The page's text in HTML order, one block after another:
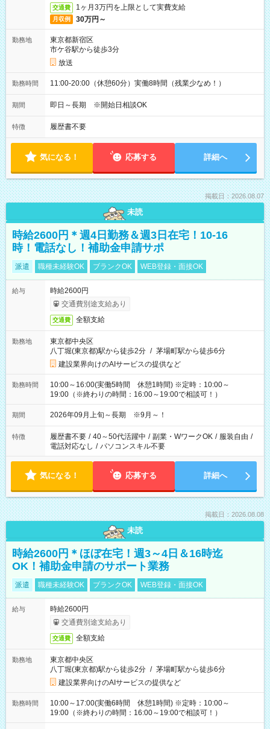
交通費 1ヶ月3万円を上限として実費支給
月収例 30万円～
勤務地
東京都新宿区
市ケ谷駅から徒歩3分
放送
勤務時間 11:00-20:00（休憩60分）実働8時間（残業少なめ！）
期間 即日～長期 ※開始日相談OK
特徴 履歴書不要
気になる！ 応募する 詳細へ
掲載日：2026.08.07
未読
時給2600円＊週4日勤務＆週3日在宅！10-16
時！電話なし！補助金申請サポ
派遣 職種未経験OK ブランクOK WEB登録・面接OK
給与
時給2600円
交通費別途支給あり
交通費 全額支給
勤務地
東京都中央区
八丁堀(東京都)駅から徒歩2分 / 茅場町駅から徒歩6分
建設業界向けのAIサービスの提供など
勤務時間
10:00～16:00(実働5時間 休憩1時間) ※定時：10:00～
19:00（※終わりの時間：16:00～19:00で相談可！）
期間 2026年09月上旬～長期 ※9月～！
特徴 履歴書不要 / 40～50代活躍中 / 副業・WワークOK / 服装自由 /
電話対応なし / パソコンスキル不要
気になる！ 応募する 詳細へ
掲載日：2026.08.08
未読
時給2600円＊ほぼ在宅！週3～4日＆16時迄
OK！補助金申請のサポート業務
派遣 職種未経験OK ブランクOK WEB登録・面接OK
給与
時給2600円
交通費別途支給あり
交通費 全額支給
勤務地
東京都中央区
八丁堀(東京都)駅から徒歩2分 / 茅場町駅から徒歩6分
建設業界向けのAIサービスの提供など
勤務時間
10:00～17:00(実働6時間 休憩1時間) ※定時：10:00～
19:00（※終わりの時間：16:00～19:00で相談可！）